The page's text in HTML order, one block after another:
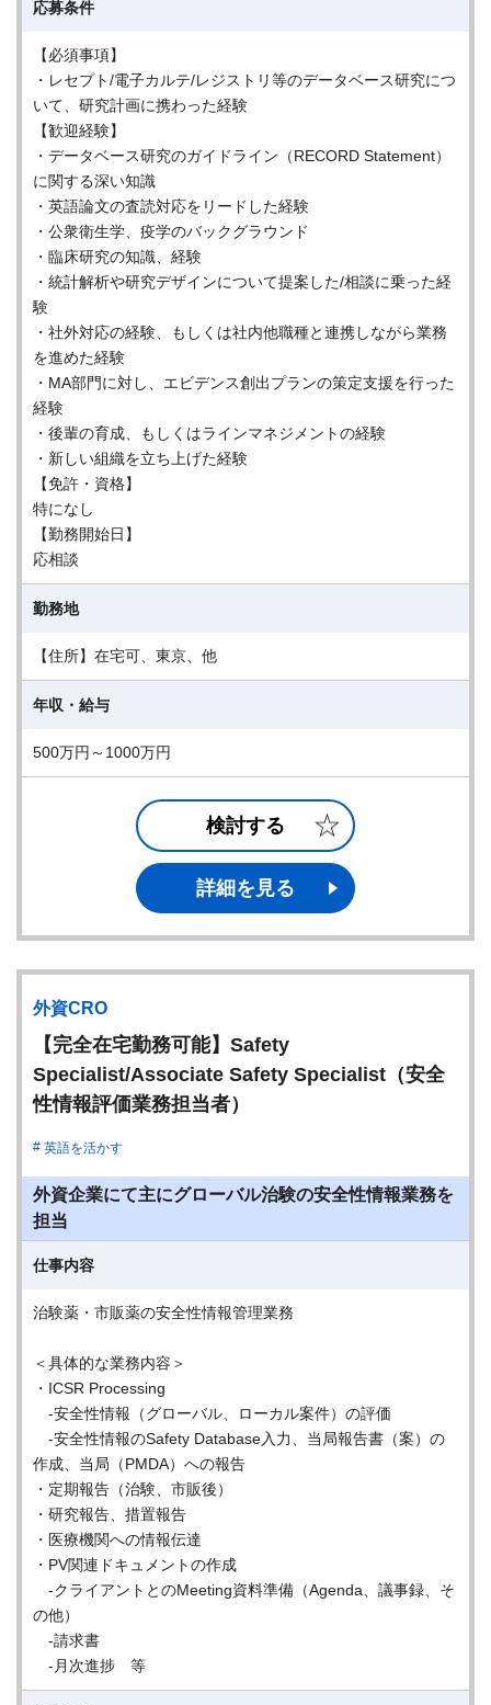
応募条件
【必須事項】
・レセプト/電子カルテ/レジストリ等のデータベース研究につ
いて、研究計画に携わった経験
【歓迎経験】
・データベース研究のガイドライン（RECORD Statement）
に関する深い知識
・英語論文の査読対応をリードした経験
・公衆衛生学、疫学のバックグラウンド
・臨床研究の知識、経験
・統計解析や研究デザインについて提案した/相談に乗った経
験
・社外対応の経験、もしくは社内他職種と連携しながら業務
を進めた経験
・MA部門に対し、エビデンス創出プランの策定支援を行った
経験
・後輩の育成、もしくはラインマネジメントの経験
・新しい組織を立ち上げた経験
【免許・資格】
特になし
【勤務開始日】
応相談
勤務地
【住所】在宅可、東京、他
年収・給与
500万円～1000万円
検討する
詳細を見る
外資CRO
【完全在宅勤務可能】Safety
Specialist/Associate Safety Specialist（安全
性情報評価業務担当者）
英語を活かす
外資企業にて主にグローバル治験の安全性情報業務を
担当
仕事内容
治験薬・市販薬の安全性情報管理業務
＜具体的な業務内容＞
・ICSR Processing
-安全性情報（グローバル、ローカル案件）の評価
-安全性情報のSafety Database入力、当局報告書（案）の
作成、当局（PMDA）への報告
・定期報告（治験、市販後）
・研究報告、措置報告
・医療機関への情報伝達
・PV関連ドキュメントの作成
-クライアントとのMeeting資料準備（Agenda、議事録、そ
の他）
-請求書
-月次進捗 等